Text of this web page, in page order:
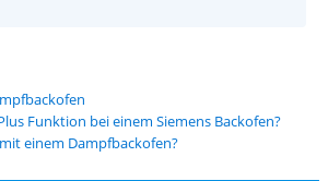
Funktion bei einem Siemens Backofen?
einem Dampfbackofen?